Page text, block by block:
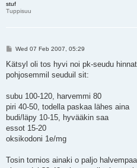
stuf
Tuppisuu
P
s
Wed 07 Feb 2007, 05:29
Kätsyl oli tos hyvi noi pk-seudu
pohjosemmil seuduil sit:
subu 100-120, harvemmi 80
piri 40-50, todella paskaa lähes aina
budi/läpy 10-15, hyvääkin saa
essot 15-20
oksikodoni 1e/mg
Tosin tornios ainaki o paljo